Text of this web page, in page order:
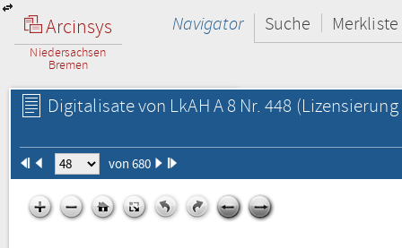
Arcinsys
Niedersachsen
Bremen
Navigator Suche Merkliste
Digitalisate von LkAH A 8 Nr. 448
von 680